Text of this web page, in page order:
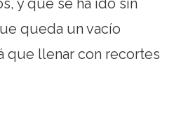
y que se ha ido sin
queda un vacío
que llenar con recortes